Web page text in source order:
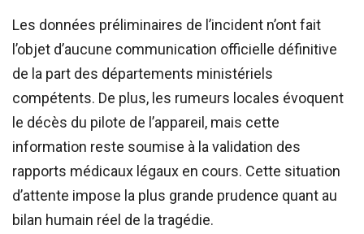
Les données préliminaires de l’incident n’ont fait
l’objet d’aucune communication officielle définitive
de la part des départements ministériels
compétents. De plus, les rumeurs locales évoquent
le décès du pilote de l’appareil, mais cette
information reste soumise à la validation des
rapports médicaux légaux en cours. Cette situation
d’attente impose la plus grande prudence quant au
bilan humain réel de la tragédie.